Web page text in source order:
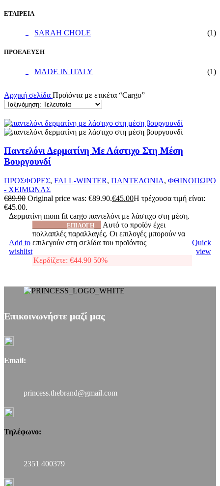
ΕΤΑΙΡΕΙΑ
SARAH CHOLE (1)
ΠΡΟΕΛΕΥΣΗ
MADE IN ITALY (1)
Αρχική σελίδα Προϊόντα με ετικέτα “Cargo”
Παντελόνι Δερματίνη Με Λάστιχο Στη Μέση
Βουργουνδί
ΠΡΟΣΦΟΡΕΣ, FALL-WINTER, ΠΑΝΤΕΛΟΝΙΑ, ΦΘΙΝΟΠΩΡΟ
- ΧΕΙΜΩΝΑΣ
€89.90 Original price was: €89.90.€45.00Η τρέχουσα τιμή είναι:
€45.00.
Δερματίνη mom fit cargo παντελόνι με λάστιχο στη μέση.
Add to
wishlist
ΕΠΙΛΟΓΉ
Αυτό το προϊόν έχει
πολλαπλές παραλλαγές. Οι επιλογές μπορούν να
επιλεγούν στη σελίδα του προϊόντος
Κερδίζετε: €44.90 50%
Quick
view
Επικοινωνήστε μαζί μας
Email:
princess.thebrand@gmail.com
Τηλέφωνο:
2351 400379